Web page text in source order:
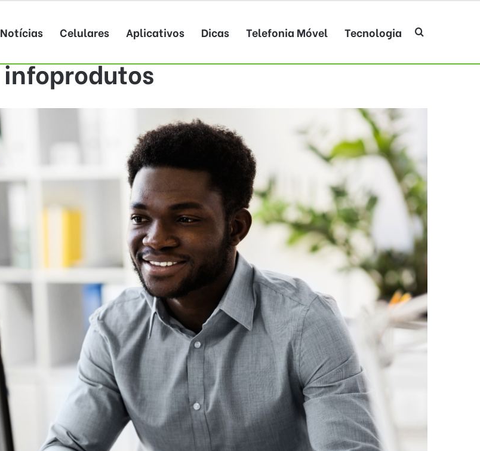
Notícias Celulares Aplicativos Dicas Telefonia Móvel Tecnologia Procurar por
infoprodutos